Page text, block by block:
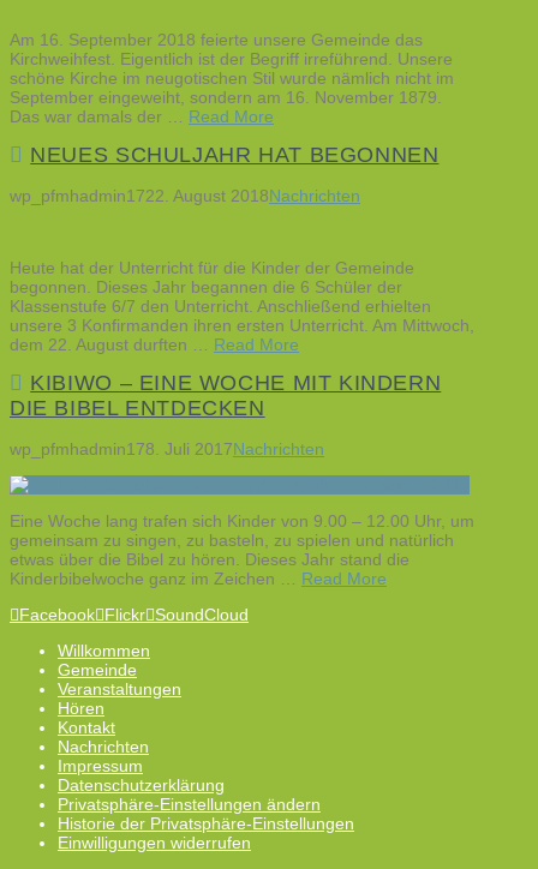
Am 16. September 2018 feierte unsere Gemeinde das
Kirchweihfest. Eigentlich ist der Begriff irreführend. Unsere
schöne Kirche im neugotischen Stil wurde nämlich nicht im
September eingeweiht, sondern am 16. November 1879.
Das war damals der … Read More
NEUES SCHULJAHR HAT BEGONNEN
wp_pfmhadmin1722. August 2018Nachrichten
Heute hat der Unterricht für die Kinder der Gemeinde
begonnen. Dieses Jahr begannen die 6 Schüler der
Klassenstufe 6/7 den Unterricht. Anschließend erhielten
unsere 3 Konfirmanden ihren ersten Unterricht. Am Mittwoch,
dem 22. August durften … Read More
KIBIWO – EINE WOCHE MIT KINDERN
DIE BIBEL ENTDECKEN
wp_pfmhadmin178. Juli 2017Nachrichten
Eine Woche lang trafen sich Kinder von 9.00 – 12.00 Uhr, um
gemeinsam zu singen, zu basteln, zu spielen und natürlich
etwas über die Bibel zu hören. Dieses Jahr stand die
Kinderbibelwoche ganz im Zeichen … Read More
Facebook Flickr SoundCloud
Willkommen
Gemeinde
Veranstaltungen
Hören
Kontakt
Nachrichten
Impressum
Datenschutzerklärung
Privatsphäre-Einstellungen ändern
Historie der Privatsphäre-Einstellungen
Einwilligungen widerrufen